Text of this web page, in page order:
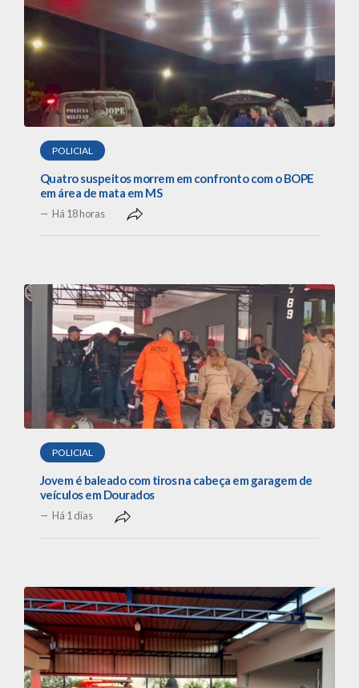
POLICIAL
Quatro suspeitos morrem em confronto com o BOPE
em área de mata em MS
Há 18 horas
POLICIAL
Jovem é baleado com tiros na cabeça em garagem de
veículos em Dourados
Há 1 dias